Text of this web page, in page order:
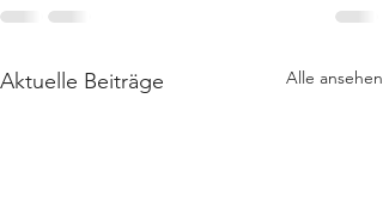
Aktuelle Beiträge Alle ansehen